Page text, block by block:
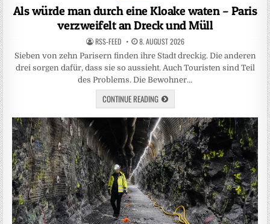
in
Als würde man durch eine Kloake waten – Paris
verzweifelt an Dreck und Müll
RSS-FEED 8. AUGUST 2026
Sieben von zehn Parisern finden ihre Stadt dreckig. Die anderen
drei sorgen dafür, dass sie so aussieht. Auch Touristen sind Teil
des Problems. Die Bewohner…
CONTINUE READING